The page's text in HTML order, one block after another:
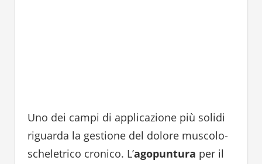
Uno dei campi di applicazione più solidi
riguarda la gestione del dolore muscolo-
scheletrico cronico. L’agopuntura per il